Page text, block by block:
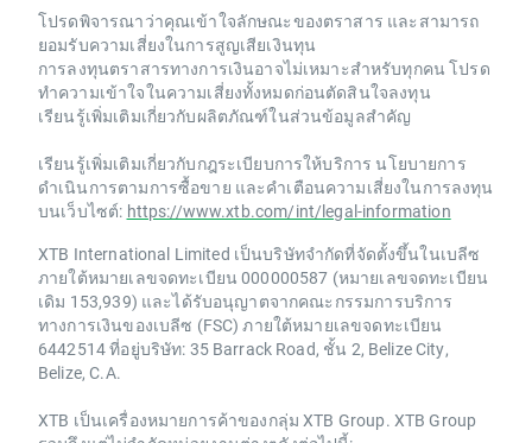
โปรดพิจารณาว่าคุณเข้าใจลักษณะของตราสาร และสามารถ
ยอมรับความเสี่ยงในการสูญเสียเงินทุน
การลงทุนตราสารทางการเงินอาจไม่เหมาะสำหรับทุกคน โปรด
ทำความเข้าใจในความเสี่ยงทั้งหมดก่อนตัดสินใจลงทุน
เรียนรู้เพิ่มเติมเกี่ยวกับผลิตภัณฑ์ในส่วนข้อมูลสำคัญ
เรียนรู้เพิ่มเติมเกี่ยวกับกฎระเบียบการให้บริการ นโยบายการ
ดำเนินการตามการซื้อขาย และคำเตือนความเสี่ยงในการลงทุน
บนเว็บไซต์: https://www.xtb.com/int/legal-information
XTB International Limited เป็นบริษัทจำกัดที่จัดตั้งขึ้นในเบลีซ
ภายใต้หมายเลขจดทะเบียน 000000587 (หมายเลขจดทะเบียน
เดิม 153,939) และได้รับอนุญาตจากคณะกรรมการบริการ
ทางการเงินของเบลีซ (FSC) ภายใต้หมายเลขจดทะเบียน
6442514 ที่อยู่บริษัท: 35 Barrack Road, ชั้น 2, Belize City,
Belize, C.A.
XTB เป็นเครื่องหมายการค้าของกลุ่ม XTB Group. XTB Group